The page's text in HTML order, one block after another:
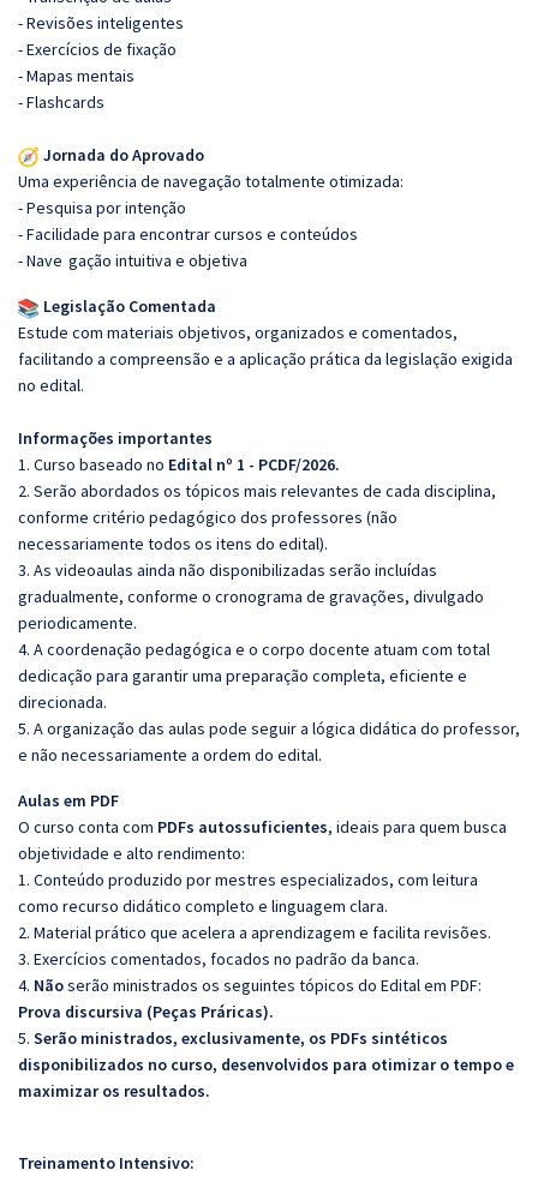
- Revisões inteligentes
- Exercícios de fixação
- Mapas mentais
- Flashcards
Jornada do Aprovado
Uma experiência de navegação totalmente otimizada:
- Pesquisa por intenção
- Facilidade para encontrar cursos e conteúdos
- Nave gação intuitiva e objetiva
Legislação Comentada
Estude com materiais objetivos, organizados e comentados,
facilitando a compreensão e a aplicação prática da legislação exigida
no edital.
Informações importantes
1. Curso baseado no Edital nº 1 - PCDF/2026.
2. Serão abordados os tópicos mais relevantes de cada disciplina,
conforme critério pedagógico dos professores (não
necessariamente todos os itens do edital).
3. As videoaulas ainda não disponibilizadas serão incluídas
gradualmente, conforme o cronograma de gravações, divulgado
periodicamente.
4. A coordenação pedagógica e o corpo docente atuam com total
dedicação para garantir uma preparação completa, eficiente e
direcionada.
5. A organização das aulas pode seguir a lógica didática do professor,
e não necessariamente a ordem do edital.
Aulas em PDF
O curso conta com PDFs autossuficientes, ideais para quem busca
objetividade e alto rendimento:
1. Conteúdo produzido por mestres especializados, com leitura
como recurso didático completo e linguagem clara.
2. Material prático que acelera a aprendizagem e facilita revisões.
3. Exercícios comentados, focados no padrão da banca.
4. Nãoserão ministrados os seguintes tópicos do Edital em PDF:
Prova discursiva (Peças Práricas).
5. Serão ministrados, exclusivamente, os PDFs sintéticos
disponibilizados no curso, desenvolvidos para otimizar o tempo e
maximizar os resultados.
Treinamento Intensivo: